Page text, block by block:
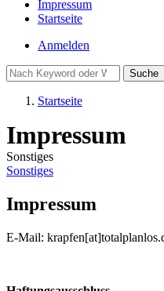
Impressum
Startseite
Benutzermenü
Anmelden
Suche
Startseite
Impressum
Sonstiges
Sonstiges
Impressum
E-Mail: